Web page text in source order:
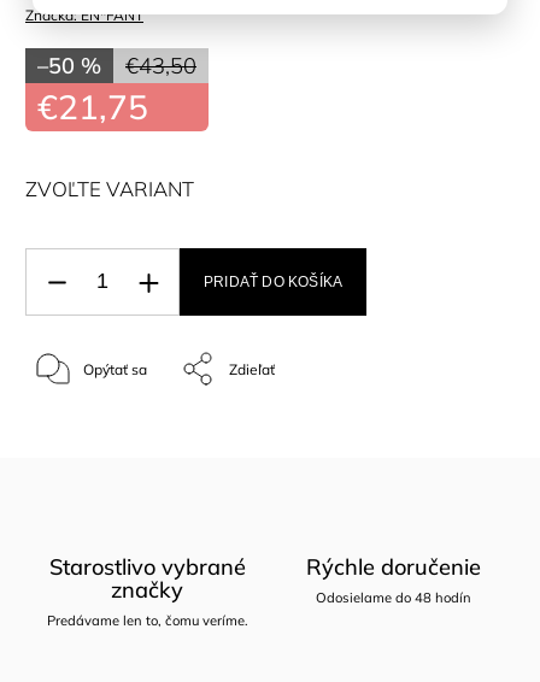
Značka:EN*FANT
€43,50
–50 %
€21,75
ZVOĽTE VARIANT
PRIDAŤ DO KOŠÍKA
Opýtať sa Zdieľať
Starostlivo vybrané
značky
Predávame len to, čomu veríme.
Rýchle doručenie
Odosielame do 48 hodín